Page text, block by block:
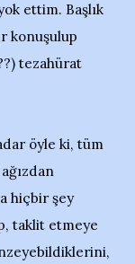
ettim. Başlık
konuşulup
tezahürat
öyle ki, tüm
hiçbir şey
taklit etmeye